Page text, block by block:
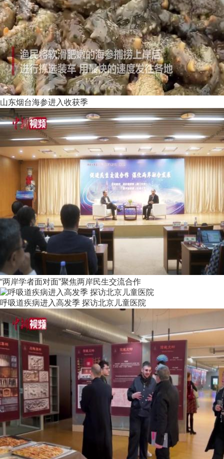
山东烟台海参进入收获季
“两岸学者面对面”聚焦两岸民生交流合作
呼吸道疾病进入高发季 探访北京儿童医院